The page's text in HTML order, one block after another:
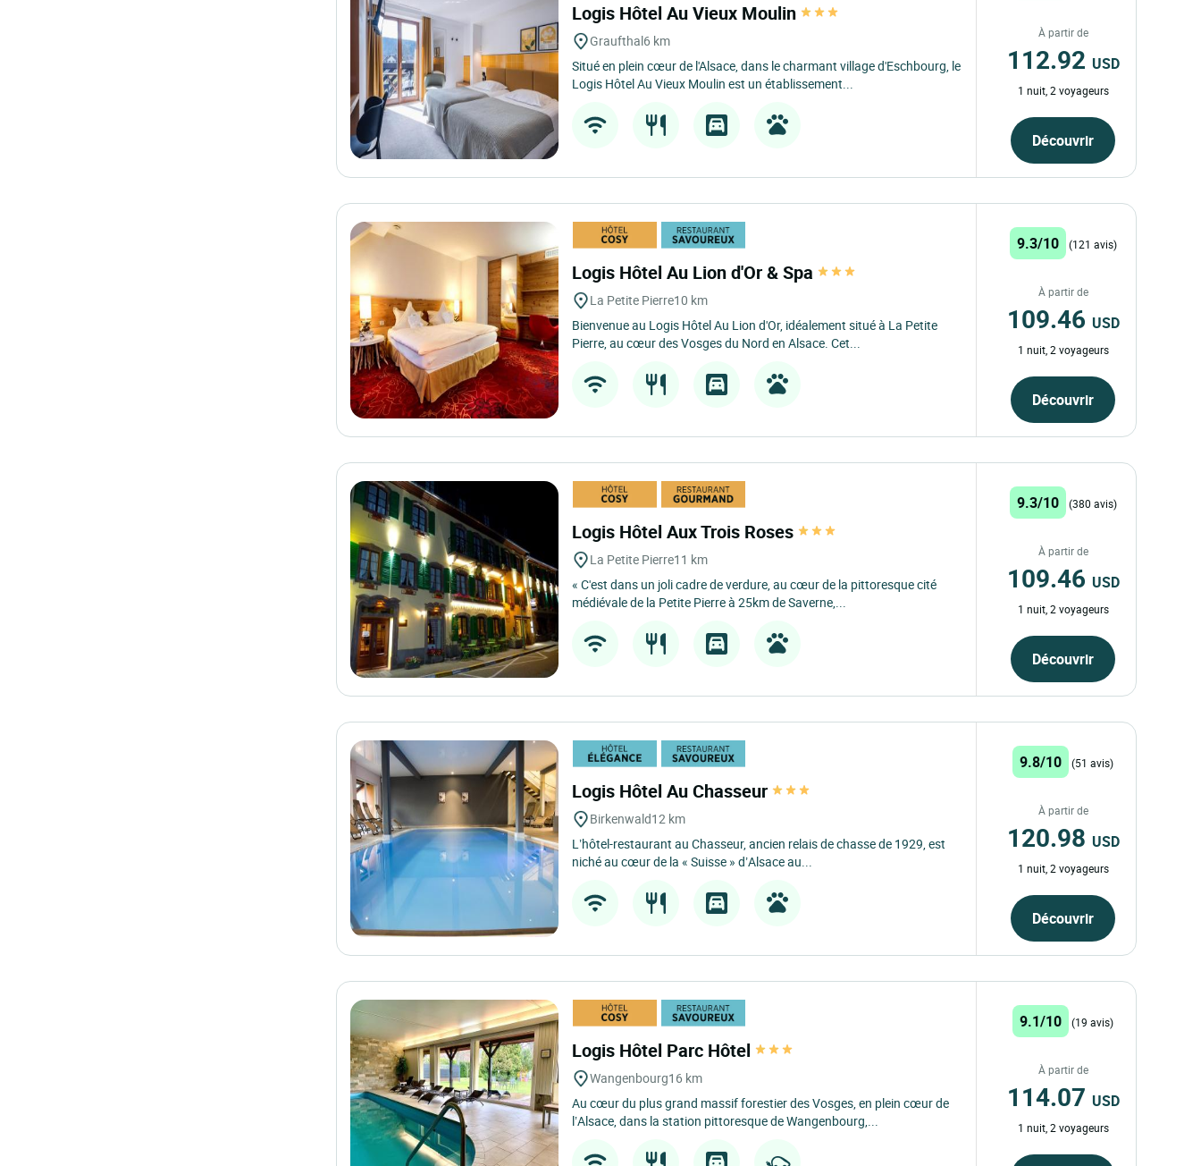
Logis Hôtel Au Vieux Moulin
Graufthal6 km
Situé en plein cœur de l'Alsace, dans le charmant village d'Eschbourg, le
Logis Hôtel Au Vieux Moulin est un établissement...
À partir de
112.92 USD
1 nuit, 2 voyageurs
Découvrir
Logis Hôtel Au Lion d'Or & Spa
La Petite Pierre10 km
Bienvenue au Logis Hôtel Au Lion d'Or, idéalement situé à La Petite
Pierre, au cœur des Vosges du Nord en Alsace. Cet...
9.3/10 (121 avis)
À partir de
109.46 USD
1 nuit, 2 voyageurs
Découvrir
Logis Hôtel Aux Trois Roses
La Petite Pierre11 km
« C'est dans un joli cadre de verdure, au cœur de la pittoresque cité
médiévale de la Petite Pierre à 25km de Saverne,...
9.3/10 (380 avis)
À partir de
109.46 USD
1 nuit, 2 voyageurs
Découvrir
Logis Hôtel Au Chasseur
Birkenwald12 km
L’hôtel-restaurant au Chasseur, ancien relais de chasse de 1929, est
niché au cœur de la « Suisse » d’Alsace au...
9.8/10 (51 avis)
À partir de
120.98 USD
1 nuit, 2 voyageurs
Découvrir
Logis Hôtel Parc Hôtel
Wangenbourg16 km
Au cœur du plus grand massif forestier des Vosges, en plein cœur de
l’Alsace, dans la station pittoresque de Wangenbourg,...
9.1/10 (19 avis)
À partir de
114.07 USD
1 nuit, 2 voyageurs